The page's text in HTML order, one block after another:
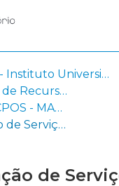
IUM - Instituto Universitário Militar
IUM - Centro de Recursos de Conhecimento
IUM - CRC - CPOS - MAR - Trabalhos de Investigação Individual
Centralização de Serviços de Manutenção de Tecnologias de Informação e Comunicação na Marinha
de